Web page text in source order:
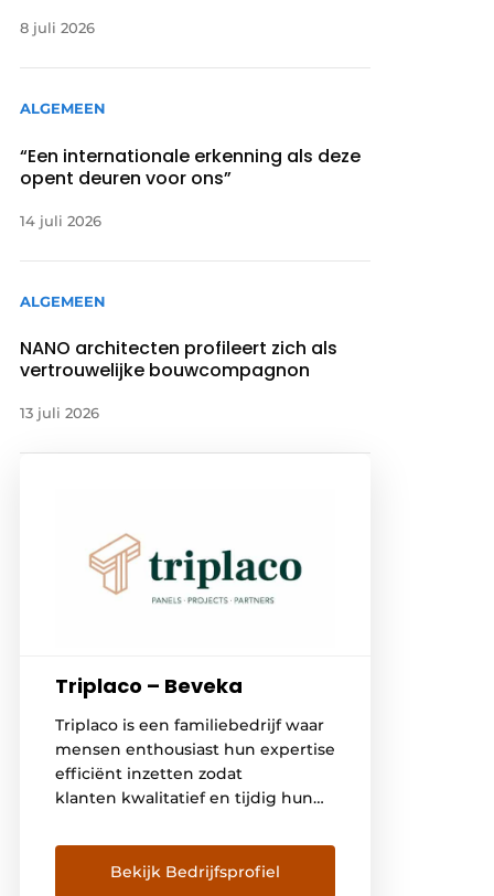
8 juli 2026
ALGEMEEN
“Een internationale erkenning als deze
opent deuren voor ons”
14 juli 2026
ALGEMEEN
NANO architecten profileert zich als
vertrouwelijke bouwcompagnon
13 juli 2026
Triplaco – Beveka
Triplaco is een familiebedrijf waar
mensen enthousiast hun expertise
efficiënt inzetten zodat
klanten kwalitatief en tijdig hun
Triplaco maakt deel uit van
de Lefevere Group en geniet zo
Bekijk Bedrijfsprofiel